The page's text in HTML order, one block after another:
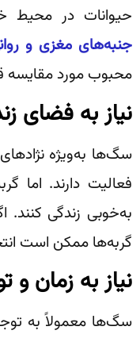
حیوانات در محیط
جنبه‌های مغزی و
محبوب مورد مقایسه
نیاز به فضای
سگ‌ها به‌ویژه
فعالیت دارند. اما
به‌خوبی زندگی
گربه‌ها ممکن است
نیاز به زمان
سگ‌ها معمولاً به